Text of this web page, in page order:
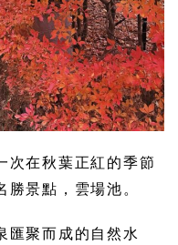
次在秋葉正紅的季節
景點，雲場池。
匯聚而成的自然水